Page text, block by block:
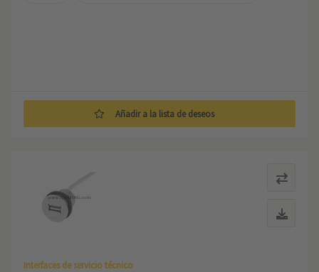
Añadir a la lista de deseos
Interfaces de servicio técnico